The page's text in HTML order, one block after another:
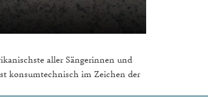
aller Sängerinnen und
konsumtechnisch im Zeichen der